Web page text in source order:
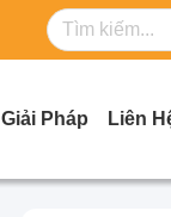
Giải Pháp